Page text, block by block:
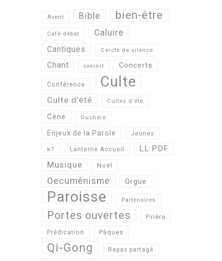
Avent Bible bien-être
Café-débat Caluire
Cantiques Cercle de silence
Chant concert Concerts
Conférence Culte
Culte d'été Cultes d'été
Cène Duchère
Enjeux de la Parole Jeunes
KT Lanterne Accueil LL PDF
Musique Noël
Oecuménisme Orgue
Paroisse Partenaires
Portes ouvertes Prière
Prédication Pâques
Qi-Gong Repas partagé